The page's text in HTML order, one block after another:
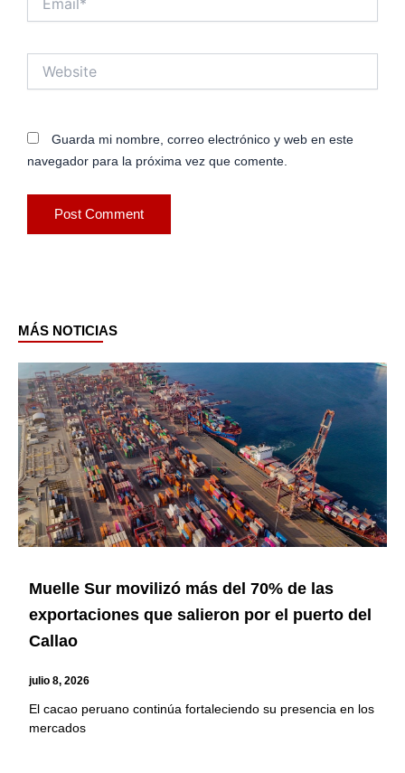
Guarda mi nombre, correo electrónico y web en este
navegador para la próxima vez que comente.
MÁS NOTICIAS
Muelle Sur movilizó más del 70% de las
exportaciones que salieron por el puerto del
Callao
julio 8, 2026
El cacao peruano continúa fortaleciendo su presencia en los
mercados
PagePage